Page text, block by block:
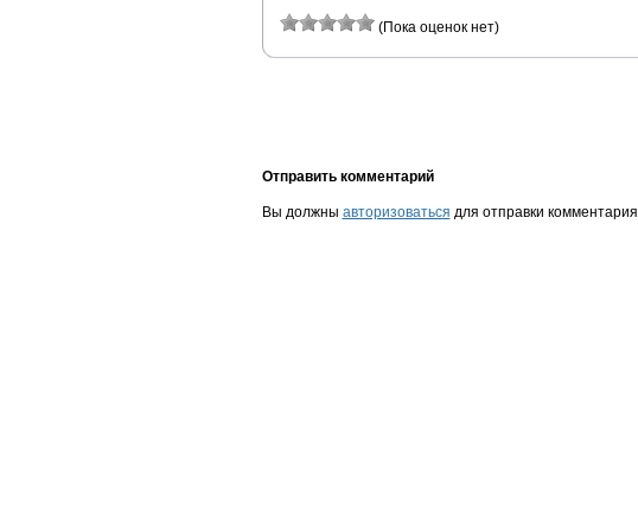
(Пока оценок нет)
Отправить комментарий
Вы должны авторизоваться для отправки комментария.